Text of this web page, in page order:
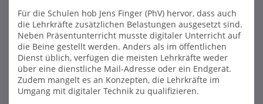
Für die Schulen hob Jens Finger (PhV) hervor, dass auch
die Lehrkräfte zusätzlichen Belastungen ausgesetzt sind.
Neben Präsentunterricht musste digitaler Unterricht auf
die Beine gestellt werden. Anders als im öffentlichen
Dienst üblich, verfügen die meisten Lehrkräfte weder
über eine dienstliche Mail-Adresse oder ein Endgerät.
Zudem mangelt es an Konzepten, die Lehrkräfte im
Umgang mit digitaler Technik zu qualifizieren.